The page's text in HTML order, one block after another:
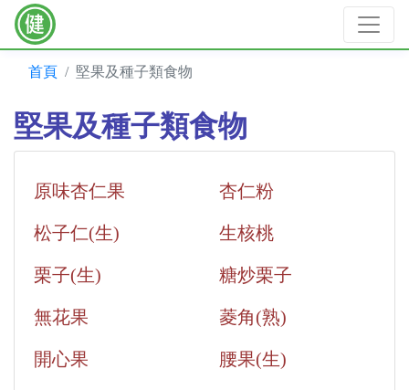
首頁 堅果及種子類食物
堅果及種子類食物
原味杏仁果 杏仁粉
松子仁(生) 生核桃
栗子(生) 糖炒栗子
無花果 菱角(熟)
開心果 腰果(生)